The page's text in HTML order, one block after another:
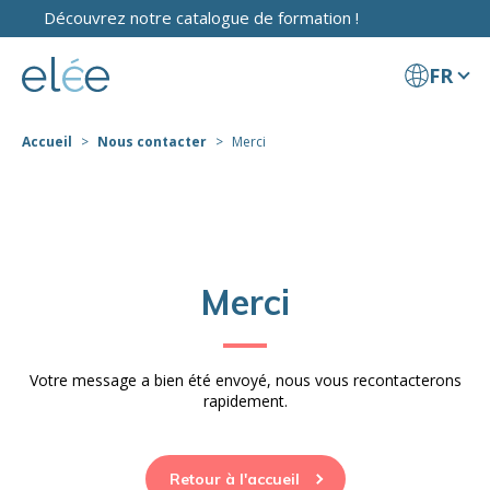
Découvrez notre catalogue de formation !
FR
Accueil Nous contacter Merci
Merci
Votre message a bien été envoyé, nous vous recontacterons
rapidement.
Retour à l'accueil